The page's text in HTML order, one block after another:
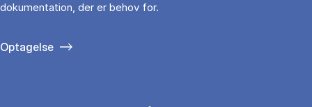
dokumentation, der er behov for.
Optagelse